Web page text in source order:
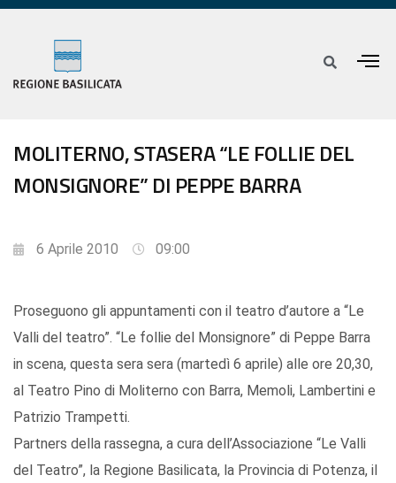
MOLITERNO, STASERA “LE FOLLIE DEL
MONSIGNORE” DI PEPPE BARRA
6 Aprile 2010 09:00
Proseguono gli appuntamenti con il teatro d’autore a “Le
Valli del teatro”. “Le follie del Monsignore” di Peppe Barra
in scena, questa sera sera (martedì 6 aprile) alle ore 20,30,
al Teatro Pino di Moliterno con Barra, Memoli, Lambertini e
Patrizio Trampetti.
Partners della rassegna, a cura dell’Associazione “Le Valli
del Teatro”, la Regione Basilicata, la Provincia di Potenza, il